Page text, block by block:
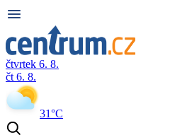
čtvrtek 6. 8.
čt 6. 8.
31°C